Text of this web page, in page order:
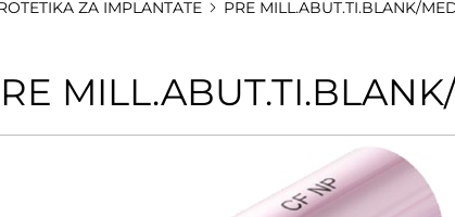
ZA IMPLANTATE PRE MILL.ABUT.TI.BLANK/